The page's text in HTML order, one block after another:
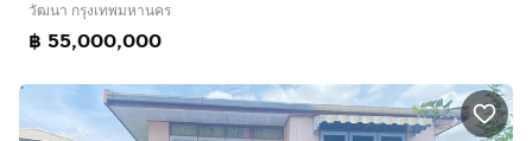
วัฒนา กรุงเทพมหานคร
฿ 55,000,000